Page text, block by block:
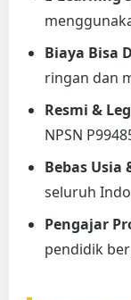
Biaya Bisa
ringan dan
Resmi &
NPSN
Bebas Usia
seluruh
Pengajar
pendidik